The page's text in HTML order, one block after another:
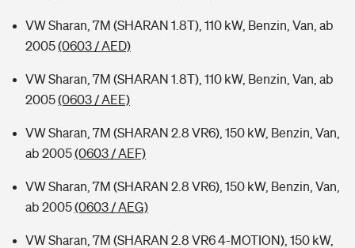
VW Sharan, 7M (SHARAN 1.8T), 110 kW, Benzin, Van, ab
2005(0603 / AED)
VW Sharan, 7M (SHARAN 1.8T), 110 kW, Benzin, Van, ab
2005(0603 / AEE)
VW Sharan, 7M (SHARAN 2.8 VR6), 150 kW, Benzin, Van,
ab 2005(0603 / AEF)
VW Sharan, 7M (SHARAN 2.8 VR6), 150 kW, Benzin, Van,
ab 2005(0603 / AEG)
VW Sharan, 7M (SHARAN 2.8 VR6 4-MOTION), 150 kW,